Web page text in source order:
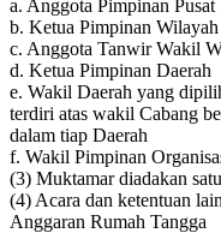
a. Anggota Pimpinan Pusat
b. Ketua Pimpinan Wilayah
c. Anggota Tanwir Wakil
d. Ketua Pimpinan Daerah
e. Wakil Daerah yang
terdiri atas wakil Cabang
dalam tiap Daerah
f. Wakil Pimpinan
(3) Muktamar diadakan
(4) Acara dan ketentuan
Anggaran Rumah Tangga